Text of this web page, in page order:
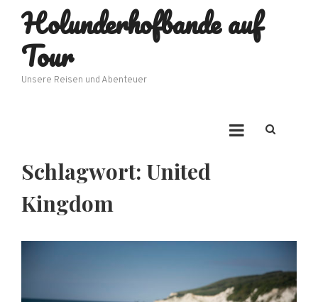
content
Holunderhofbande auf
Tour
Unsere Reisen und Abenteuer
Schlagwort: United
Kingdom